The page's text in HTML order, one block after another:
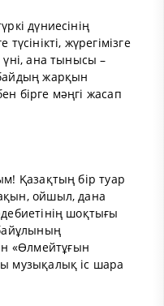
дүниесінің
жүрегімізге
ана тынысы –
жарқын
бірге мәңгі жасап
Қазақтың бір туар
ойшыл, дана
шоқтығы
«Өлмейтұғын
музықалық іс шара